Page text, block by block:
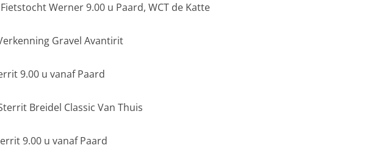
Werner 9.00 u Paard, WCT de Katte
Gravel Avantirit
9.00 u vanaf Paard
Breidel Classic Van Thuis
9.00 u vanaf Paard